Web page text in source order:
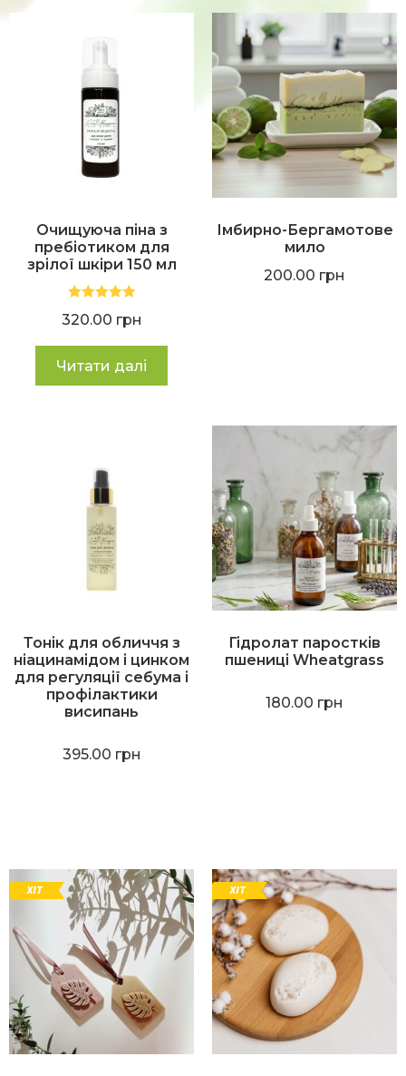
Очищуюча піна з
пребіотиком для
зрілої шкіри 150 мл
320.00 грн
Читати далі
Імбирно-Бергамотове
мило
200.00 грн
Тонік для обличчя з
ніацинамідом і цинком
для регуляції себума і
профілактики
висипань
395.00 грн
Гідролат паростків
пшениці Wheatgrass
180.00 грн